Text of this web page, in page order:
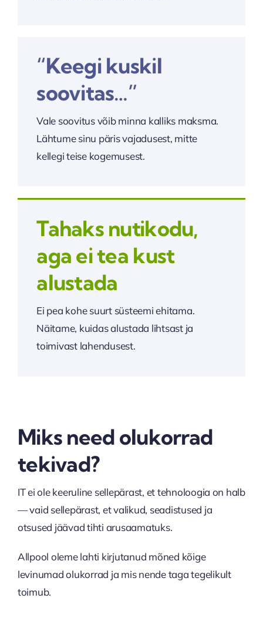
“Keegi kuskil
soovitas…”
Vale soovitus võib minna kalliks maksma.
Lähtume sinu päris vajadusest, mitte
kellegi teise kogemusest.
Tahaks nutikodu,
aga ei tea kust
alustada
Ei pea kohe suurt süsteemi ehitama.
Näitame, kuidas alustada lihtsast ja
toimivast lahendusest.
Miks need olukorrad
tekivad?
IT ei ole keeruline sellepärast, et tehnoloogia on halb
— vaid sellepärast, et valikud, seadistused ja
otsused jäävad tihti arusaamatuks.
Allpool oleme lahti kirjutanud mõned kõige
levinumad olukorrad ja mis nende taga tegelikult
toimub.